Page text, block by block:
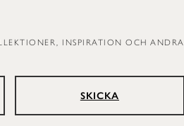
INSPIRATION OCH ANDRA
SKICKA